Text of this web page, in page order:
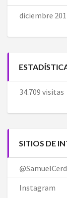
diciembre
34.709 visitas
SITIOS DE
Instagram